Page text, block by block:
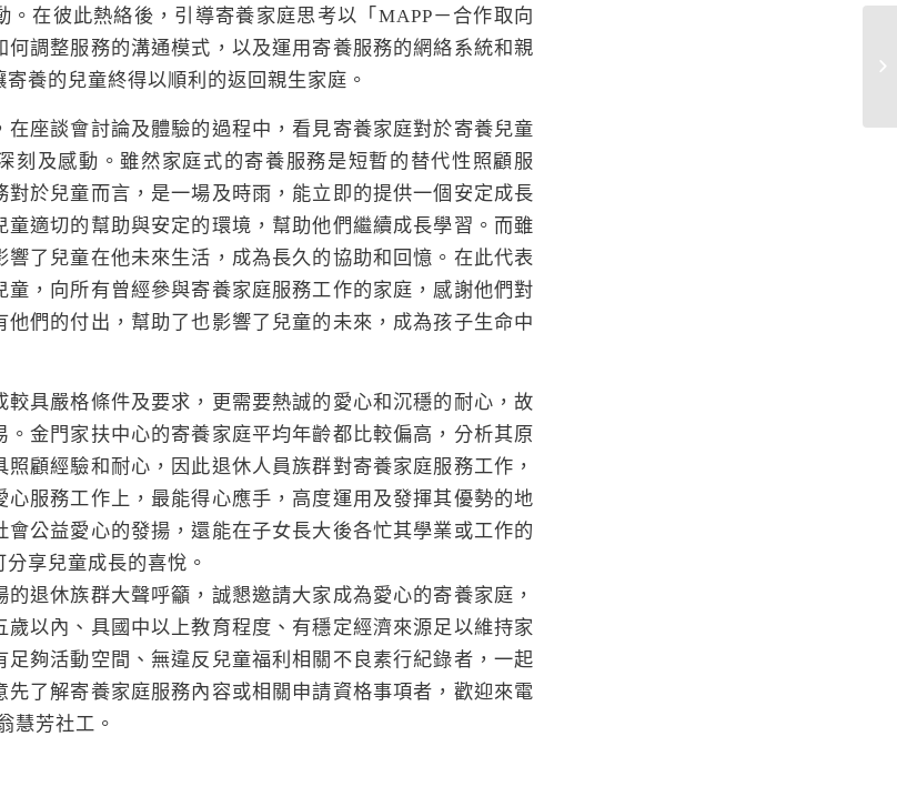
。在彼此熱絡後，引導寄養家庭思考以「MAPP－合作取向
何調整服務的溝通模式，以及運用寄養服務的網絡系統和親
養的兒童終得以順利的返回親生家庭。
在座談會討論及體驗的過程中，看見寄養家庭對於寄養兒童
刻及感動。雖然家庭式的寄養服務是短暫的替代性照顧服
對於兒童而言，是一場及時雨，能立即的提供一個安定成長
童適切的幫助與安定的環境，幫助他們繼續成長學習。而雖
響了兒童在他未來生活，成為長久的協助和回憶。在此代表
童，向所有曾經參與寄養家庭服務工作的家庭，感謝他們對
他們的付出，幫助了也影響了兒童的未來，成為孩子生命中
較具嚴格條件及要求，更需要熱誠的愛心和沉穩的耐心，故
。金門家扶中心的寄養家庭平均年齡都比較偏高，分析其原
照顧經驗和耐心，因此退休人員族群對寄養家庭服務工作，
心服務工作上，最能得心應手，高度運用及發揮其優勢的地
會公益愛心的發揚，還能在子女長大後各忙其學業或工作的
享兒童成長的喜悅。
退休族群大聲呼籲，誠懇邀請大家成為愛心的寄養家庭，
歲以內、具國中以上教育程度、有穩定經濟來源足以維持家
足夠活動空間、無違反兒童福利相關不良素行紀錄者，一起
先了解寄養家庭服務內容或相關申請資格事項者，歡迎來電
慧芳社工。